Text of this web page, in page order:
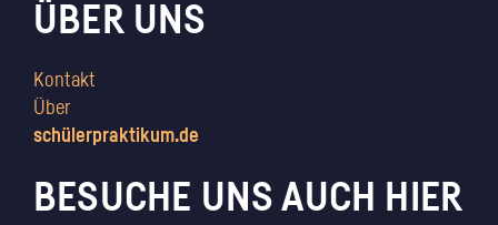
ÜBER UNS
Kontakt
Über
schülerpraktikum.de
BESUCHE UNS AUCH HIER